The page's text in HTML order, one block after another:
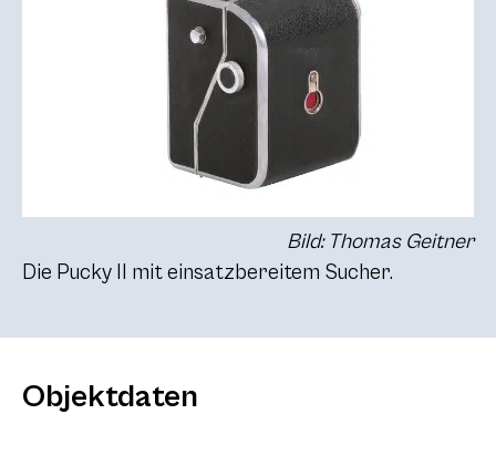
Bild: Thomas Geitner
Die Pucky II mit einsatzbereitem Sucher.
Objektdaten